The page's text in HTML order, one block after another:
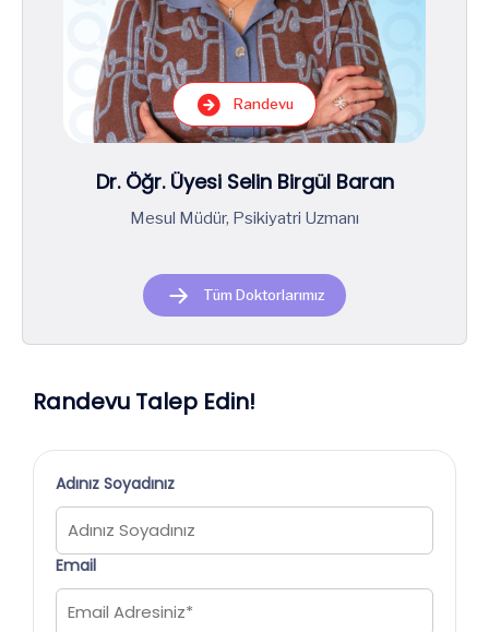
Randevu
Dr. Öğr. Üyesi Selin Birgül Baran
Mesul Müdür, Psikiyatri Uzmanı
Tüm Doktorlarımız
Randevu Talep Edin!
Adınız Soyadınız
Email